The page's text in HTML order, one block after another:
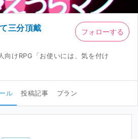
三分頂戴
向けRPG「お使いには、気を付け
フォローする
ル 投稿記事 プラン